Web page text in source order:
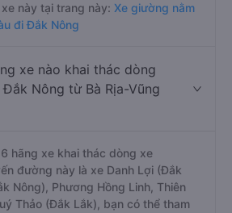
này tại trang này: Xe giường nằm
đi Đắk Nông
xe nào khai thác dòng
Nông từ Bà Rịa-Vũng
hãng xe khai thác dòng xe
đường này là xe Danh Lợi (Đắk
Nông), Phương Hồng Linh, Thiên
Thảo (Đắk Lắk), bạn có thể tham